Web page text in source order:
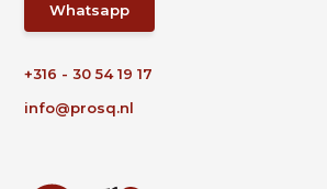
Whatsapp
+316 - 30 54 19 17
info@prosq.nl